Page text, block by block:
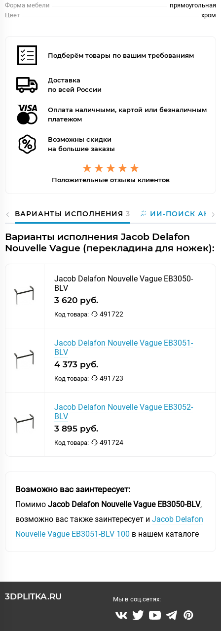
Форма мебели
прямоугольная
Цвет
хром
Подберём товары по вашим требованиям
Доставка
по всей России
Оплата наличными, картой или безналичным
платежом
Возможны скидки
на большие заказы
Положительные отзывы клиентов
ВАРИАНТЫ ИСПОЛНЕНИЯ 3 ИИ-ПОИСК
Варианты исполнения Jacob Delafon
Nouvelle Vague (перекладина для ножек):
Jacob Delafon Nouvelle Vague EB3050-
BLV
3 620 руб.
Код товара: 491722
Jacob Delafon Nouvelle Vague EB3051-
BLV
4 373 руб.
Код товара: 491723
Jacob Delafon Nouvelle Vague EB3052-
BLV
3 895 руб.
Код товара: 491724
Возможно вас заинтересует:
Помимо Jacob Delafon Nouvelle Vague EB3050-BLV,
возможно вас также заинтересует и Jacob Delafon
Nouvelle Vague EB3051-BLV 100 в нашем каталоге
3DPLITKA.RU Мы в соц.сетях: